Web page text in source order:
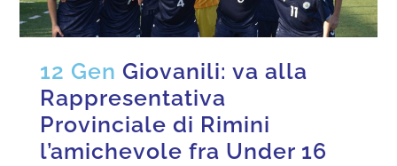
12 Gen Giovanili: va alla
Rappresentativa
Provinciale di Rimini
l’amichevole fra Under 16